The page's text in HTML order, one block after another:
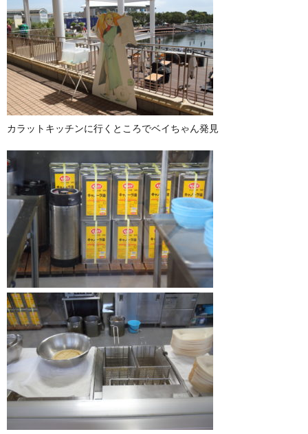
カラットキッチンに行くところでベイちゃん発見